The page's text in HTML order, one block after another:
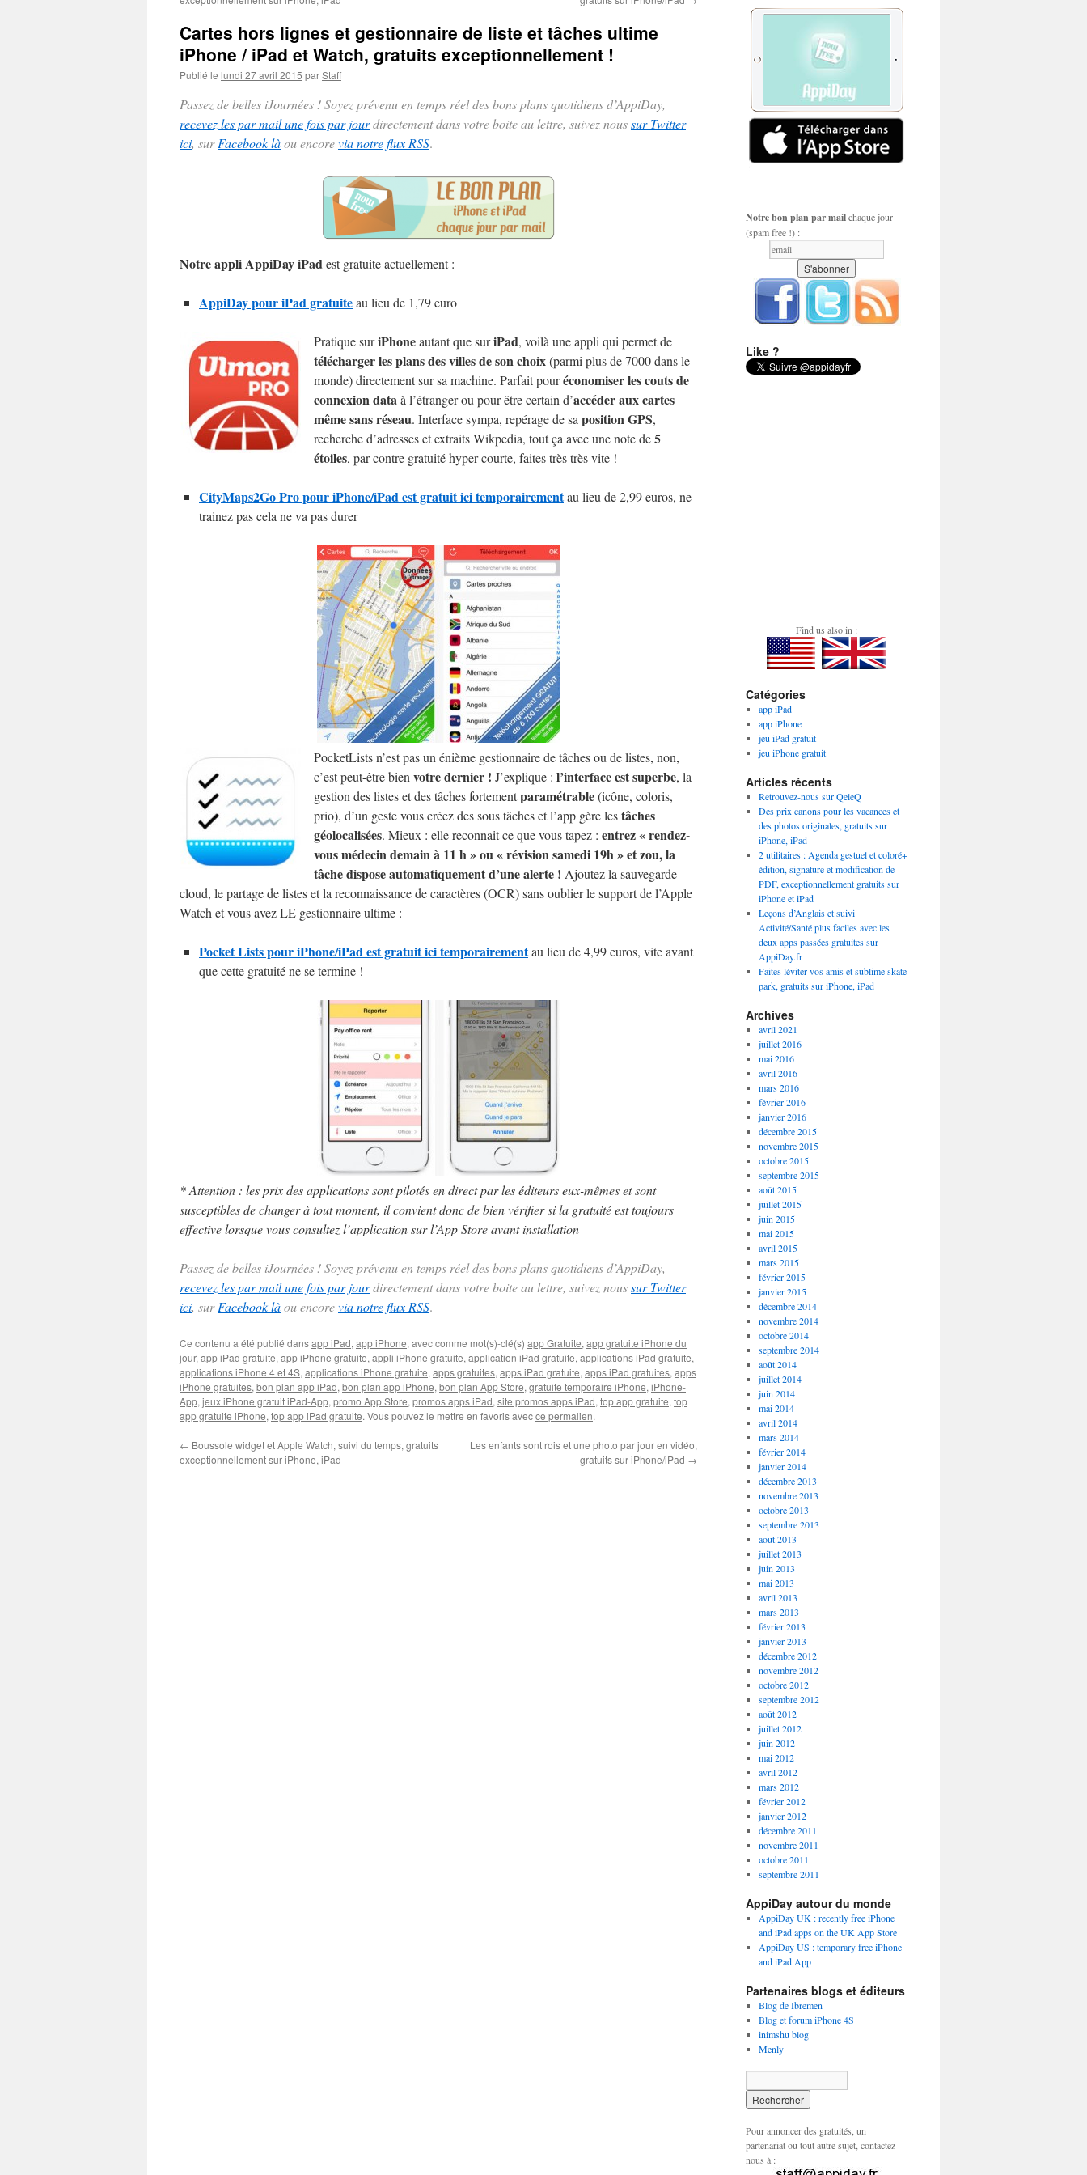
Cartes hors lignes et gestionnaire de liste et tâches ultime
iPhone / iPad et Watch, gratuits exceptionnellement !
Publié le lundi 27 avril 2015 parStaff
Passez de belles iJournées ! Soyez prévenu en temps réel des bons plans quotidiens d’AppiDay,
recevez les par mail une fois par jourdirectement dans votre boite au lettre, suivez noussur Twitter
ici, surFacebook làou encorevia notre flux RSS.
Notre appli AppiDay iPadest gratuite actuellement :
AppiDay pour iPad gratuiteau lieu de 1,79 euro
Pratique suriPhoneautant que suriPad, voilà une appli qui permet de
télécharger les plans des villes de son choix(parmi plus de 7000 dans le
monde) directement sur sa machine. Parfait pouréconomiser les couts de
connexion dataà l’étranger ou pour être certain d’accéder aux cartes
même sans réseau. Interface sympa, repérage de sa position GPS,
recherche d’adresses et extraits Wikpedia, tout ça avec une note de5
étoiles, par contre gratuité hyper courte, faites très très vite !
CityMaps2Go Pro pour iPhone/iPad est gratuit ici temporairementau lieu de 2,99 euros, ne
trainez pas cela ne va pas durer
PocketLists n’est pas un énième gestionnaire de tâches ou de listes, non,
c’est peut-être bien votre dernier ! J’explique : l’interface est superbe, la
gestion des listes et des tâches fortementparamétrable(icône, coloris,
prio), d’un geste vous créez des sous tâches et l’app gère lestâches
géolocalisées. Mieux : elle reconnait ce que vous tapez : entrez « rendez-
vous médecin demain à 11 h » ou « révision samedi 19h » et zou, la
tâche dispose automatiquement d’une alerte ! Ajoutez la sauvegarde
cloud, le partage de listes et la reconnaissance de caractères (OCR) sans oublier le support de l’Apple
Watch et vous avez LE gestionnaire ultime :
Pocket Lists pour iPhone/iPad est gratuit ici temporairementau lieu de 4,99 euros, vite avant
que cette gratuité ne se termine !
* Attention : les prix des applications sont pilotés en direct par les éditeurs eux-mêmes et sont
susceptibles de changer à tout moment, il convient donc de bien vérifier si la gratuité est toujours
effective lorsque vous consultez l’application sur l’App Store avant installation
Passez de belles iJournées ! Soyez prévenu en temps réel des bons plans quotidiens d’AppiDay,
recevez les par mail une fois par jourdirectement dans votre boite au lettre, suivez noussur Twitter
ici, surFacebook làou encorevia notre flux RSS.
Ce contenu a été publié dansapp iPad, app iPhone, avec comme mot(s)-clé(s) app Gratuite, app gratuite iPhone du
jour, app iPad gratuite, app iPhone gratuite, appli iPhone gratuite, application iPad gratuite, applications iPad gratuite,
applications iPhone 4 et 4S, applications iPhone gratuite, apps gratuites, apps iPad gratuite, apps iPad gratuites, apps
iPhone gratuites, bon plan app iPad, bon plan app iPhone, bon plan App Store, gratuite temporaire iPhone, iPhone-
App, jeux iPhone gratuit iPad-App, promo App Store, promos apps iPad, site promos apps iPad, top app gratuite, top
app gratuite iPhone, top app iPad gratuite. Vous pouvez le mettre en favoris avecce permalien.
← Boussole widget et Apple Watch, suivi du temps, gratuits
exceptionnellement sur iPhone, iPad
Les enfants sont rois et une photo par jour en vidéo,
gratuits sur iPhone/iPad →
Notre bon plan par mailchaque jour
(spam free !) :
Like ?
Find us also in :
Catégories
app iPad
app iPhone
jeu iPad gratuit
jeu iPhone gratuit
Articles récents
Retrouvez-nous sur QeleQ
Des prix canons pour les vacances et
des photos originales, gratuits sur
iPhone, iPad
2 utilitaires : Agenda gestuel et coloré+
édition, signature et modification de
PDF, exceptionnellement gratuits sur
iPhone et iPad
Leçons d’Anglais et suivi
Activité/Santé plus faciles avec les
deux apps passées gratuites sur
AppiDay.fr
Faites léviter vos amis et sublime skate
park, gratuits sur iPhone, iPad
Archives
avril 2021
juillet 2016
mai 2016
avril 2016
mars 2016
février 2016
janvier 2016
décembre 2015
novembre 2015
octobre 2015
septembre 2015
août 2015
juillet 2015
juin 2015
mai 2015
avril 2015
mars 2015
février 2015
janvier 2015
décembre 2014
novembre 2014
octobre 2014
septembre 2014
août 2014
juillet 2014
juin 2014
mai 2014
avril 2014
mars 2014
février 2014
janvier 2014
décembre 2013
novembre 2013
octobre 2013
septembre 2013
août 2013
juillet 2013
juin 2013
mai 2013
avril 2013
mars 2013
février 2013
janvier 2013
décembre 2012
novembre 2012
octobre 2012
septembre 2012
août 2012
juillet 2012
juin 2012
mai 2012
avril 2012
mars 2012
février 2012
janvier 2012
décembre 2011
novembre 2011
octobre 2011
septembre 2011
AppiDay autour du monde
AppiDay UK : recently free iPhone
and iPad apps on the UK App Store
AppiDay US : temporary free iPhone
and iPad App
Partenaires blogs et éditeurs
Blog de Ibremen
Blog et forum iPhone 4S
inimshu blog
Menly
Pour annoncer des gratuités, un
partenariat ou tout autre sujet, contactez
nous à :